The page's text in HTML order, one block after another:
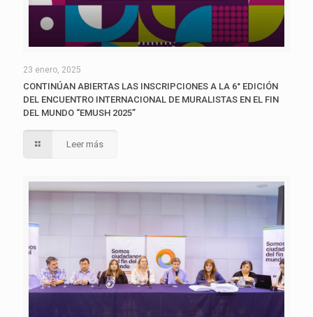
23 enero, 2025
CONTINÚAN ABIERTAS LAS INSCRIPCIONES A LA 6° EDICIÓN
DEL ENCUENTRO INTERNACIONAL DE MURALISTAS EN EL FIN
DEL MUNDO “EMUSH 2025”
Leer más